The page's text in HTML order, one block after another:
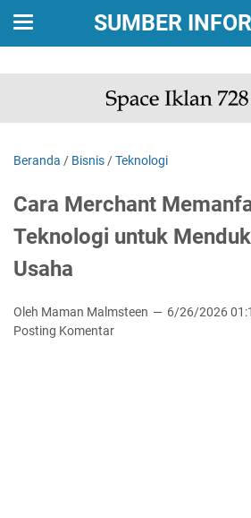
SUMBER
Beranda / Bisnis/Teknologi
Cara Merchant
Teknologi untuk
Usaha
Oleh Maman Malmsteen
6/26/2026
Posting Komentar